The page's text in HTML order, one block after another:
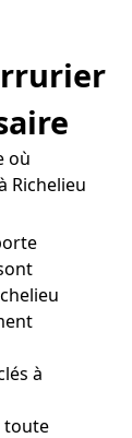
où
Richelieu
à
toute